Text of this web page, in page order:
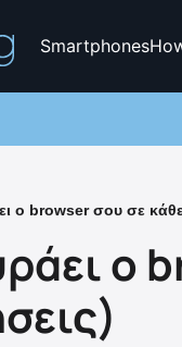
Smartphones
ο browser σου σε
ο